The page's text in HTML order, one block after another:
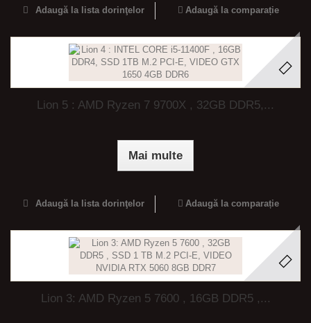
Adaugă la lista dorinţelor Adaugă la comparație
Lion 5 : AMD Ryzen 7 9700X , 32GB DDR5,...
Mai multe
Adaugă la lista dorinţelor Adaugă la comparație
Lion 3: AMD Ryzen 5 7600 , 16GB DDR5 ,...